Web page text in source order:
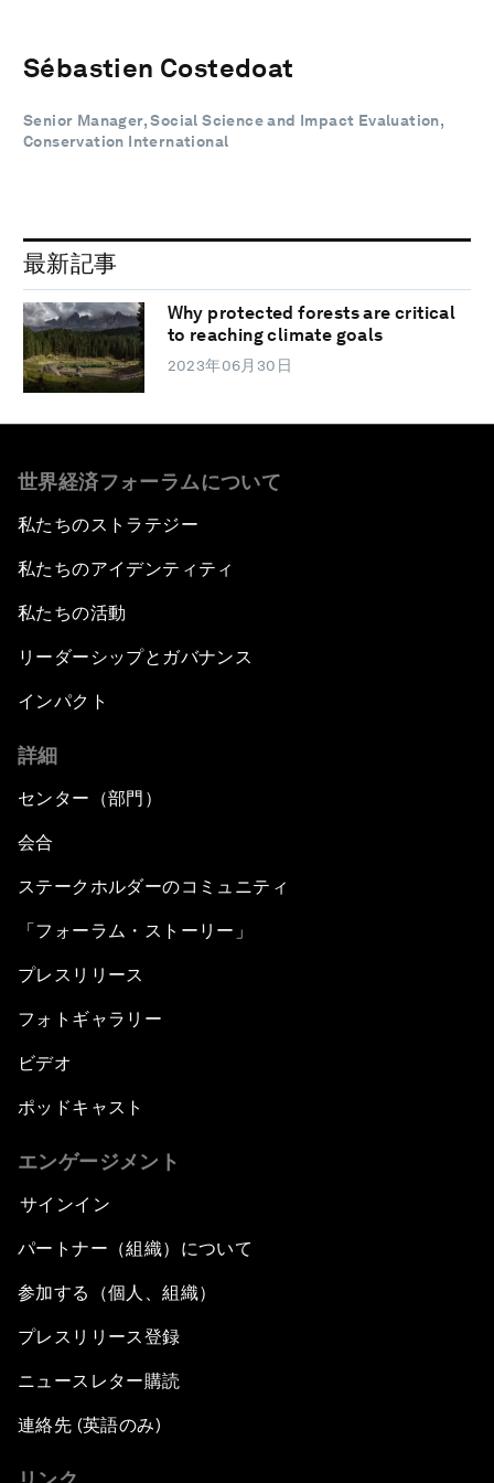
Sébastien Costedoat
Senior Manager, Social Science and Impact Evaluation,
Conservation International
最新記事
Why protected forests are critical
to reaching climate goals
2023年06月30日
世界経済フォーラムについて
私たちのストラテジー
私たちのアイデンティティ
私たちの活動
リーダーシップとガバナンス
インパクト
詳細
センター（部門）
会合
ステークホルダーのコミュニティ
「フォーラム・ストーリー」
プレスリリース
フォトギャラリー
ビデオ
ポッドキャスト
エンゲージメント
サインイン
パートナー（組織）について
参加する（個人、組織）
プレスリリース登録
ニュースレター購読
連絡先 (英語のみ)